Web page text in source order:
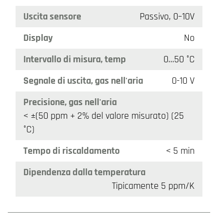
Uscita sensore
Passivo, 0–10V
Display
No
Intervallo di misura, temp
0…50 °C
Segnale di uscita, gas nell'aria
0-10 V
Precisione, gas nell'aria
< ±(50 ppm + 2% del valore misurato) (25
°C)
Tempo di riscaldamento
< 5 min
Dipendenza dalla temperatura
Tipicamente 5 ppm/K